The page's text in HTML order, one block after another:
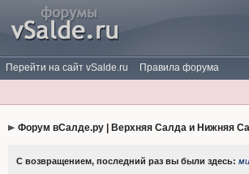
Перейти на сайт vSalde.ru Правила форума
Форум вСалде.ру | Верхняя Салда и Нижняя
С возвращением, последний раз вы были здесь: